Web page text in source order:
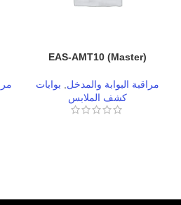
EAS-AMT10 (Master)
مراقبة البوابة والمدخل
بوابات
كشف الملابس